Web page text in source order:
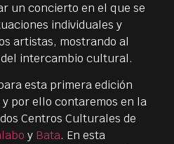
un concierto en el que se
individuales y
artistas, mostrando al
intercambio cultural.
esta primera edición
y por ello contaremos en la
Centros Culturales de
y Bata. En esta